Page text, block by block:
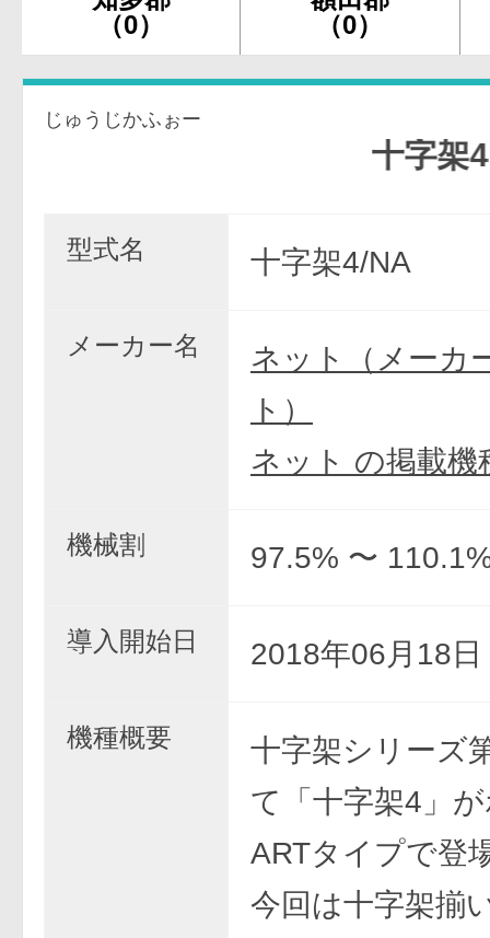
（0）
（0）
じゅうじかふぉー
十字架4
型式名 十字架4/NA
メーカー名
ネット（メーカ
ト）
ネット の掲載機
機械割 97.5% 〜
導入開始日 2018年06月18日
機種概要
十字架シリーズ
て「十字架4」
ARTタイプで登
今回は十字架揃